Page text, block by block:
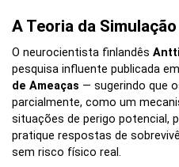
A Teoria da
O neurocientista finlandês
pesquisa influente publicada
de Ameaças — sugerindo que
parcialmente, como um
situações de perigo potencial,
pratique respostas de
sem risco físico real.